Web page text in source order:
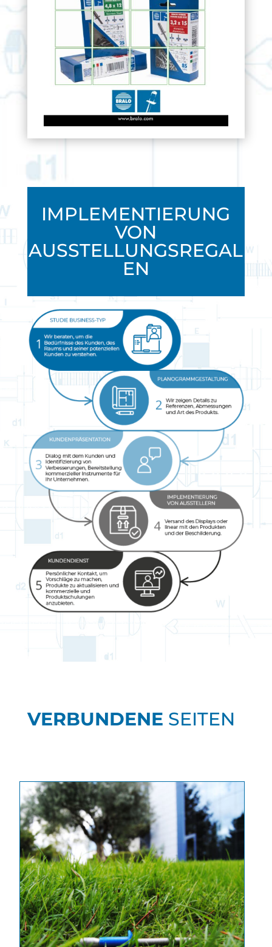
IMPLEMENTIERUNG
VON
AUSSTELLUNGSREGAL
EN
VERBUNDENE SEITEN